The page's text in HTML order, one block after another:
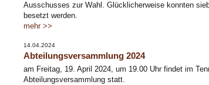
Ausschusses zur Wahl. Glücklicherweise konnten
besetzt werden.
mehr >>
14.04.2024
Abteilungsversammlung 2024
am Freitag, 19. April 2024, um 19.00 Uhr findet im
Abteilungsversammlung statt.